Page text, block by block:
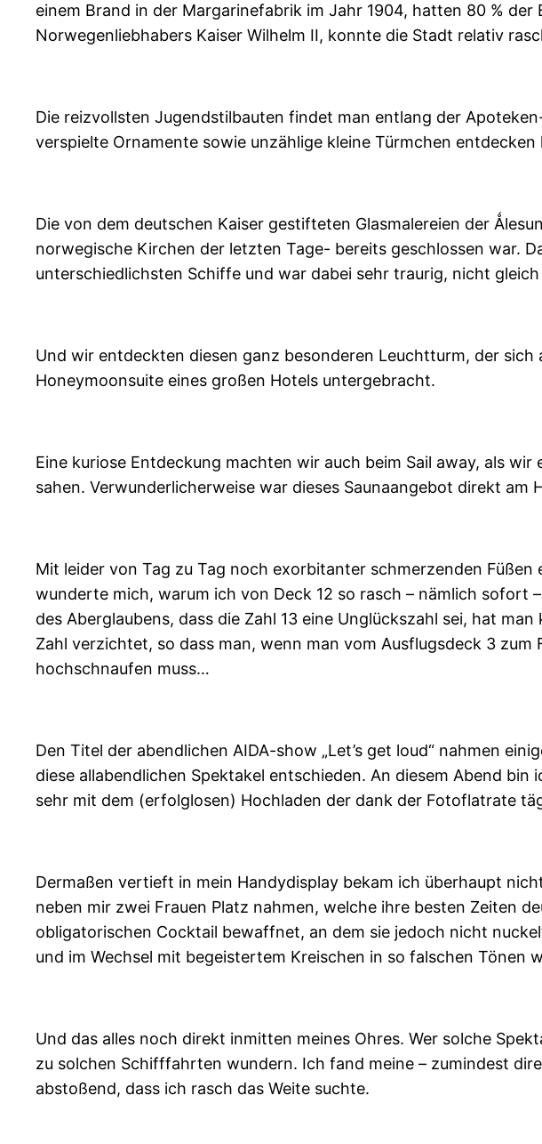
einem Brand in der Margarinefabrik im Jahr 1904, hatten 80 %
Norwegenliebhabers Kaiser Wilhelm II, konnte die Stadt relativ
Die reizvollsten Jugendstilbauten findet man entlang der
verspielte Ornamente sowie unzählige kleine Türmchen entdecken
Die von dem deutschen Kaiser gestifteten Glasmalereien der
norwegische Kirchen der letzten Tage- bereits geschlossen war.
unterschiedlichsten Schiffe und war dabei sehr traurig, nicht
Und wir entdeckten diesen ganz besonderen Leuchtturm, der
Honeymoonsuite eines großen Hotels untergebracht.
Eine kuriose Entdeckung machten wir auch beim Sail away, als
sahen. Verwunderlicherweise war dieses Saunaangebot direkt am
Mit leider von Tag zu Tag noch exorbitanter schmerzenden
wunderte mich, warum ich von Deck 12 so rasch – nämlich sofort
des Aberglaubens, dass die Zahl 13 eine Unglückszahl sei, hat
Zahl verzichtet, so dass man, wenn man vom Ausflugsdeck 3
hochschnaufen muss…
Den Titel der abendlichen AIDA-show „Let’s get loud“ nahmen
diese allabendlichen Spektakel entschieden. An diesem Abend
sehr mit dem (erfolglosen) Hochladen der dank der Fotoflatrate
Dermaßen vertieft in mein Handydisplay bekam ich überhaupt
neben mir zwei Frauen Platz nahmen, welche ihre besten Zeiten
obligatorischen Cocktail bewaffnet, an dem sie jedoch nicht
und im Wechsel mit begeistertem Kreischen in so falschen Tönen
Und das alles noch direkt inmitten meines Ohres. Wer solche
zu solchen Schifffahrten wundern. Ich fand meine – zumindest
abstoßend, dass ich rasch das Weite suchte.